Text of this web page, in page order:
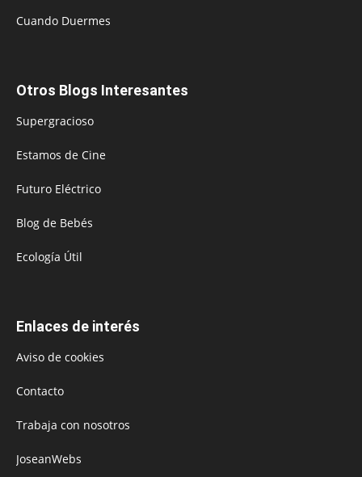
Cuando Duermes
Otros Blogs Interesantes
Supergracioso
Estamos de Cine
Futuro Eléctrico
Blog de Bebés
Ecología Útil
Enlaces de interés
Aviso de cookies
Contacto
Trabaja con nosotros
JoseanWebs